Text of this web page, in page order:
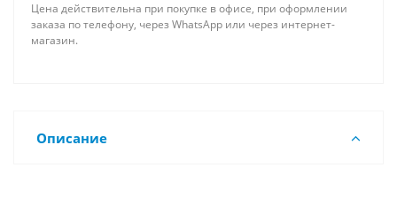
Цена действительна при покупке в офисе, при оформлении
заказа по телефону, через WhatsApp или через интернет-
магазин.
Описание